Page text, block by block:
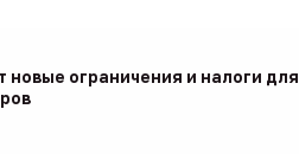
новые ограничения и налоги для